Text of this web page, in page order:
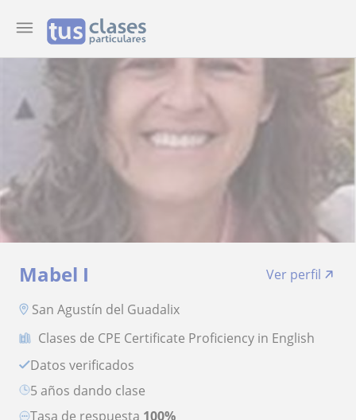
Mabel I
Ver perfil
San Agustín del Guadalix
Clases de CPE Certificate Proficiency in English
Datos verificados
5 años dando clase
Tasa de respuesta 100%